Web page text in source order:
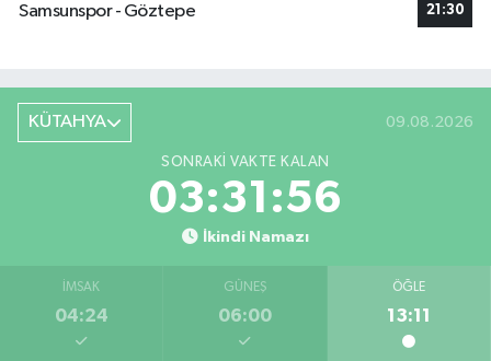
Samsunspor - Göztepe
21:30
KÜTAHYA 09.08.2026
SONRAKI VAKTE KALAN
03:31:55
İkindi Namazı
İMSAK
04:24
GÜNEŞ
06:00
ÖĞLE
13:11